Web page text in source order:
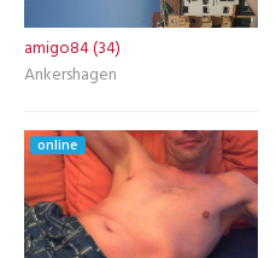
amigo84 (34)
Ankershagen
online